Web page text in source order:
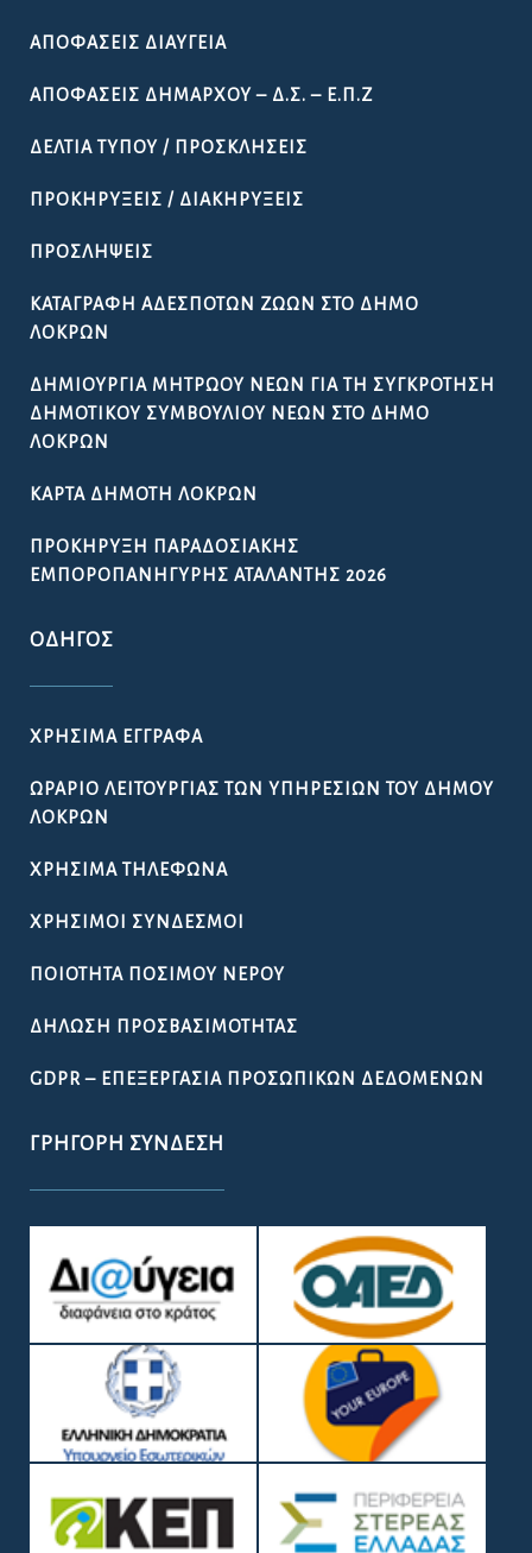
ΑΠΟΦΆΣΕΙΣ ΔΙΑΎΓΕΙΑ
ΑΠΟΦΆΣΕΙΣ ΔΗΜΆΡΧΟΥ – Δ.Σ. – Ε.Π.Ζ
ΔΕΛΤΊΑ ΤΎΠΟΥ / ΠΡΟΣΚΛΉΣΕΙΣ
ΠΡΟΚΗΡΎΞΕΙΣ / ΔΙΑΚΗΡΎΞΕΙΣ
ΠΡΟΣΛΉΨΕΙΣ
ΚΑΤΑΓΡΑΦΉ ΑΔΈΣΠΟΤΩΝ ΖΏΩΝ ΣΤΟ ΔΉΜΟ
ΛΟΚΡΏΝ
ΔΗΜΙΟΥΡΓΊΑ ΜΗΤΡΏΟΥ ΝΈΩΝ ΓΙΑ ΤΗ ΣΥΓΚΡΌΤΗΣΗ
ΔΗΜΟΤΙΚΟΎ ΣΥΜΒΟΥΛΊΟΥ ΝΈΩΝ ΣΤΟ ΔΉΜΟ
ΛΟΚΡΏΝ
ΚΆΡΤΑ ΔΗΜΌΤΗ ΛΟΚΡΏΝ
ΠΡΟΚΉΡΥΞΗ ΠΑΡΑΔΟΣΙΑΚΉΣ
ΕΜΠΟΡΟΠΑΝΉΓΥΡΗΣ ΑΤΑΛΆΝΤΗΣ 2026
ΟΔΗΓΌΣ
ΧΡΉΣΙΜΑ ΈΓΓΡΑΦΑ
ΩΡΆΡΙΟ ΛΕΙΤΟΥΡΓΊΑΣ ΤΩΝ ΥΠΗΡΕΣΙΏΝ ΤΟΥ ΔΉΜΟΥ
ΛΟΚΡΏΝ
ΧΡΉΣΙΜΑ ΤΗΛΈΦΩΝΑ
ΧΡΉΣΙΜΟΙ ΣΎΝΔΕΣΜΟΙ
ΠΟΙΌΤΗΤΑ ΠΌΣΙΜΟΥ ΝΕΡΟΎ
ΔΉΛΩΣΗ ΠΡΟΣΒΑΣΙΜΌΤΗΤΑΣ
GDPR – ΕΠΕΞΕΡΓΑΣΙΑ ΠΡΟΣΩΠΙΚΩΝ ΔΕΔΟΜΕΝΩΝ
ΓΡΉΓΟΡΗ ΣΎΝΔΕΣΗ